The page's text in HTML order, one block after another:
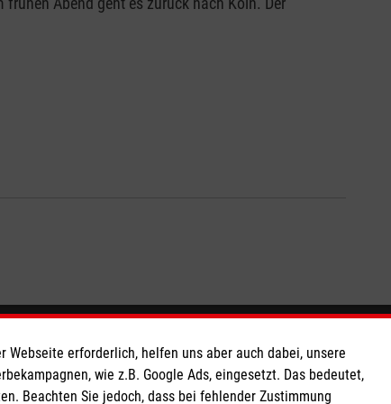
So finden Sie uns
Breite Straße 69
erforderlich, helfen uns aber auch dabei, unsere
wie z.B. Google Ads, eingesetzt. Das bedeutet,
Beachten Sie jedoch, dass bei fehlender Zustimmung